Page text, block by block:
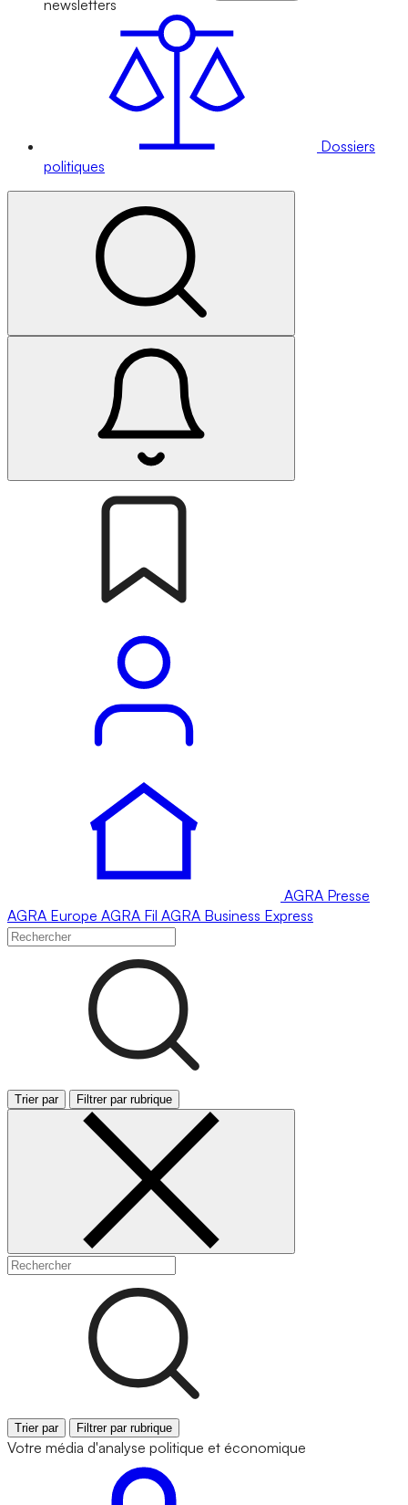
newsletters
Dossiers
politiques
AGRA Presse
AGRA Europe AGRA Fil AGRA Business Express
Trier par Filtrer par rubrique
Trier par Filtrer par rubrique
Votre média d'analyse politique et économique